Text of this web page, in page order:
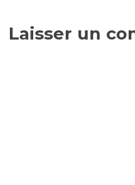
Laisser un